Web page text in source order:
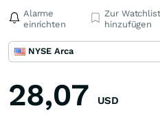
Alarme
einrichten
Zur Watchlist
hinzufügen
NYSE Arca
28,07 USD